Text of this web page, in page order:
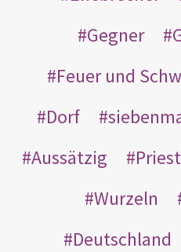
Gegner
Feuer und
Dorf
Aussätzig
Wurzeln
Deutschland